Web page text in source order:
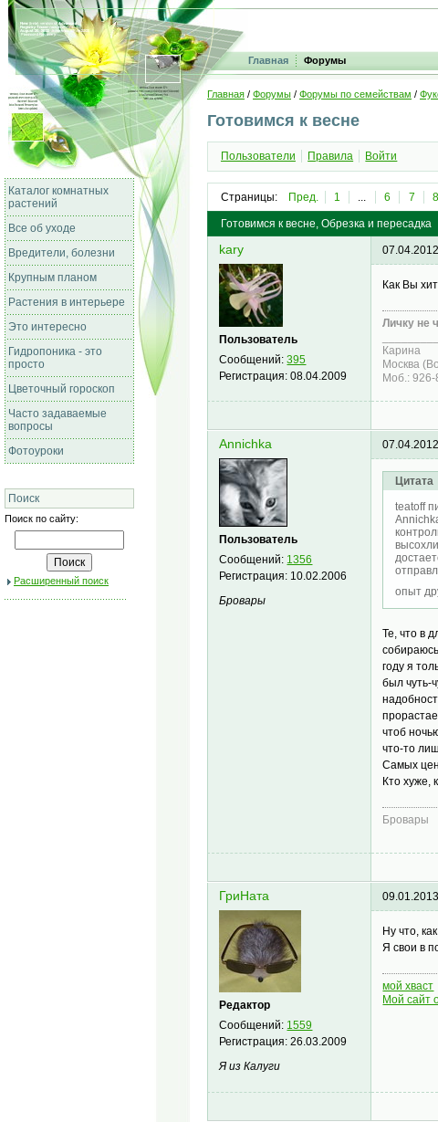
Главная Форумы
Каталог комнатных
растений
Все об уходе
Вредители, болезни
Крупным планом
Растения в интерьере
Это интересно
Гидропоника - это
просто
Цветочный гороскоп
Часто задаваемые
вопросы
Фотоуроки
Поиск
Поиск по сайту:
Расширенный поиск
Главная / Форумы / Форумы по семействам /
Готовимся к весне
Пользователи Правила Войти
Страницы: Пред. 1 ... 6 7 8
Готовимся к весне, Обрезка и пересадка
kary
Пользователь
Сообщений:395
Регистрация:08.04.2009
Как Вы
Личку не
Карина
Москва
Моб.: 926-
Annichka
Пользователь
Сообщений: 1356
Регистрация: 10.02.2006
Бровары
Цитата
teatoff
опыт
Те, что в
году я
был чуть-
чтоб
что-то
Самых
Кто хуже,
Бровары
ГриНата
Редактор
Сообщений: 1559
Регистрация:26.03.2009
Я из Калуги
Ну что,
Я свои в
мой хваст
Мой сайт